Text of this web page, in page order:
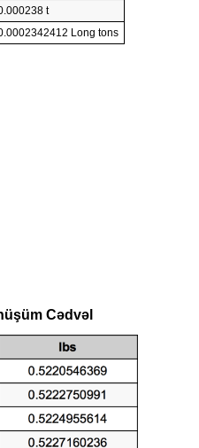
t
Long tons
Cədvəl